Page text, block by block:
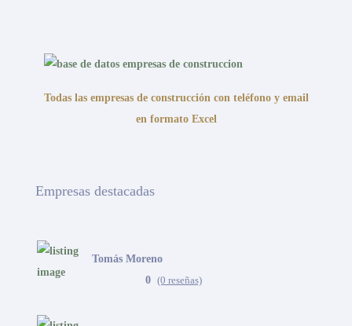
Todas las empresas de construcción con teléfono y email
en formato Excel
Empresas destacadas
Tomás Moreno
0 (0 reseñas)